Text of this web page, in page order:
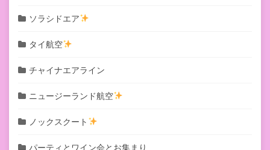
ソラシドエア
タイ航空
チャイナエアライン
ニュージーランド航空
ノックスクート
パーティとワイン会とお集まり